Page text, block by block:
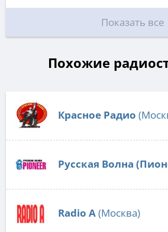
Показать все
Похожие
Красное Радио
Русская Волна
Radio А(Москва)